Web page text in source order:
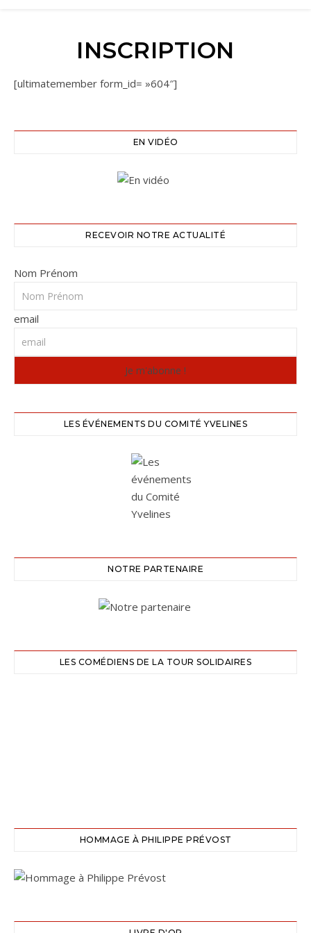
INSCRIPTION
[ultimatemember form_id= »604″]
EN VIDÉO
RECEVOIR NOTRE ACTUALITÉ
Nom Prénom
email
LES ÉVÉNEMENTS DU COMITÉ YVELINES
NOTRE PARTENAIRE
LES COMÉDIENS DE LA TOUR SOLIDAIRES
HOMMAGE À PHILIPPE PRÉVOST